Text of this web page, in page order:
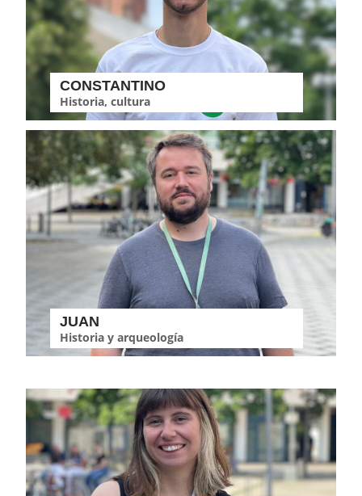
CONSTANTINO
Historia, cultura
JUAN
Historia y arqueología